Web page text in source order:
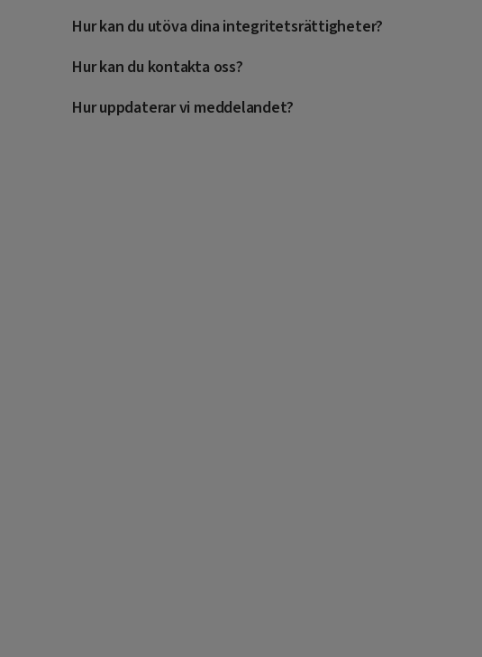
Hur kan du utöva dina integritetsrättigheter?
Hur kan du kontakta oss?
Hur uppdaterar vi meddelandet?